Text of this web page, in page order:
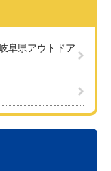
阜県アウトドア